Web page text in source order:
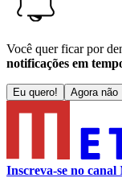
Você quer ficar por
notificações em
Eu quero! Agora não
Inscreva-se no canal